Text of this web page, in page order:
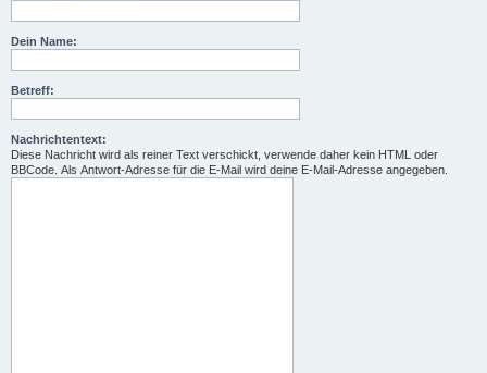
Dein Name:
Betreff:
Nachrichtentext:
Diese Nachricht wird als reiner Text verschickt, verwende daher kein HTML oder
BBCode. Als Antwort-Adresse für die E-Mail wird deine E-Mail-Adresse angegeben.